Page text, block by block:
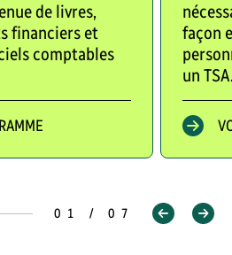
de livres,
financiers et
comptables
façon
un
01 / 07